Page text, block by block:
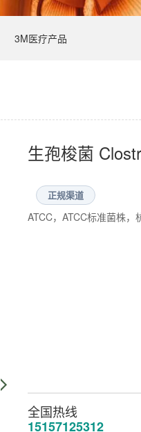
3M医疗产品
生孢梭菌
正规渠道
ATCC，ATCC标准菌株
全国热线
15157125312